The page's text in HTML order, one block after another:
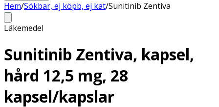
Hem/Sökbar, ej köpb, ej kat/Sunitinib Zentiva
Läkemedel
Sunitinib Zentiva, kapsel,
hård 12,5 mg, 28
kapsel/kapslar